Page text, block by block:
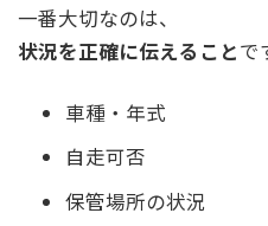
一番大切なのは、
状況を正確に伝えることで
車種・年式
自走可否
保管場所の状況